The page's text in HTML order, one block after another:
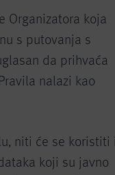
Organizatora koja
s putovanja s
da prihvaća
nalazi kao
niti će se koristiti i
koji su javno